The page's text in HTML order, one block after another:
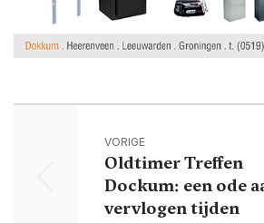
VORIGE
Oldtimer Treffen
Dockum: een ode
vervlogen tijden